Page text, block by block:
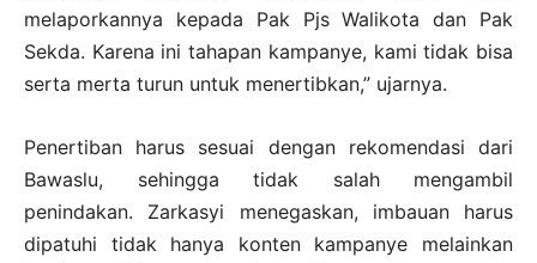
melaporkannya kepada Pak Pjs Walikota dan Pak
Sekda. Karena ini tahapan kampanye, kami tidak bisa
serta merta turun untuk menertibkan,” ujarnya.
Penertiban harus sesuai dengan rekomendasi dari
Bawaslu, sehingga tidak salah mengambil
penindakan. Zarkasyi menegaskan, imbauan harus
dipatuhi tidak hanya konten kampanye melainkan